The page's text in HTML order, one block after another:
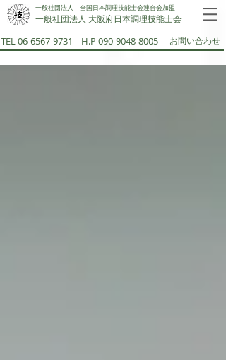
一般社団法人 全国日本調理技能士会連合会加盟
一般社団法人 大阪府日本調理技能士会​
TEL 06-6567-9731 お問い合わせ
H.P 090-9048-8005